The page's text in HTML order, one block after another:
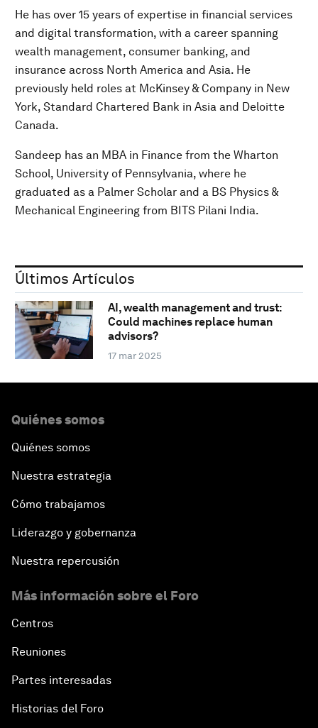
He has over 15 years of expertise in financial services
and digital transformation, with a career spanning
wealth management, consumer banking, and
insurance across North America and Asia. He
previously held roles at McKinsey & Company in New
York, Standard Chartered Bank in Asia and Deloitte
Canada.
Sandeep has an MBA in Finance from the Wharton
School, University of Pennsylvania, where he
graduated as a Palmer Scholar and a BS Physics &
Mechanical Engineering from BITS Pilani India.
Últimos Artículos
AI, wealth management and trust:
Could machines replace human
advisors?
17 mar 2025
Quiénes somos
Quiénes somos
Nuestra estrategia
Cómo trabajamos
Liderazgo y gobernanza
Nuestra repercusión
Más información sobre el Foro
Centros
Reuniones
Partes interesadas
Historias del Foro